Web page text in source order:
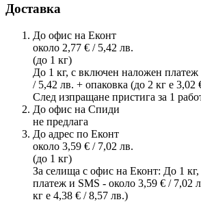
Доставка
До офис на Еконт
около 2,77 € / 5,42 лв.
(до 1 кг)
До 1 кг, с включен наложен
/ 5,42 лв. + опаковка (до 2 кг е 3,02
След изпращане пристига за 1
До офис на Спиди
не предлага
До адрес по Еконт
около 3,59 € / 7,02 лв.
(до 1 кг)
За селища с офис на Еконт: До 1
платеж и SMS - около 3,59 € / 7,02
кг е 4,38 € / 8,57 лв.)